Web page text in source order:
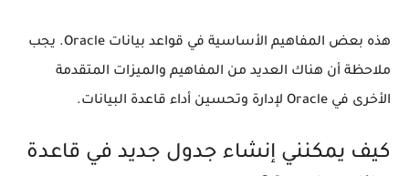
هذه بعض المفاهيم الأساسية في قواعد بيانات Oracle. يجب
ملاحظة أن هناك العديد من المفاهيم والميزات المتقدمة
الأخرى في Oracle لإدارة وتحسين أداء قاعدة البيانات.
كيف يمكنني إنشاء جدول جديد في قاعدة